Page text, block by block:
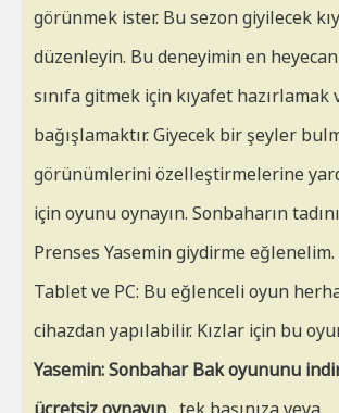
görünmek ister. Bu sezon giyilecek
düzenleyin. Bu deneyimin en heyecan
sınıfa gitmek için kıyafet hazırlamak
bağışlamaktır. Giyecek bir şeyler
görünümlerini özelleştirmelerine
için oyunu oynayın. Sonbaharın
Prenses Yasemin giydirme eğlenelim.
Tablet ve PC: Bu eğlenceli oyun
cihazdan yapılabilir. Kızlar için bu
Yasemin: Sonbahar Bak oyununu